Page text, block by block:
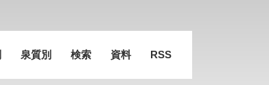
泉質別 検索 資料 RSS